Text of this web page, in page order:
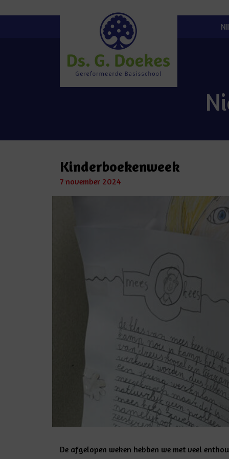
Kinderboekenweek
7 november 2024
De afgelopen weken hebben we met veel